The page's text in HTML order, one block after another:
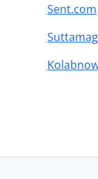
Sent.com